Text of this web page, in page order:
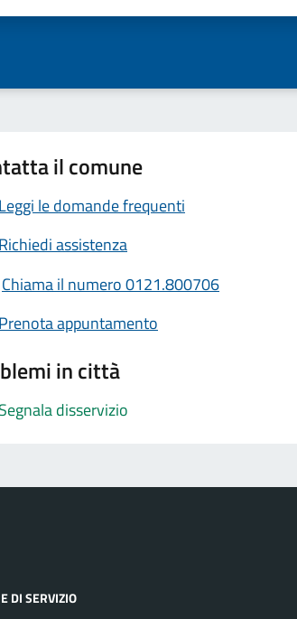
il comune
le domande frequenti
assistenza
Chiama il numero 0121.800706
appuntamento
in città
disservizio
DI SERVIZIO